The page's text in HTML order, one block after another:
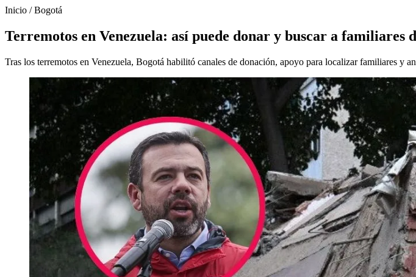
Inicio /Bogotá
Terremotos en Venezuela: así puede donar y buscar a familiares
Tras los terremotos en Venezuela, Bogotá habilitó canales de donación, apoyo para localizar familiares y